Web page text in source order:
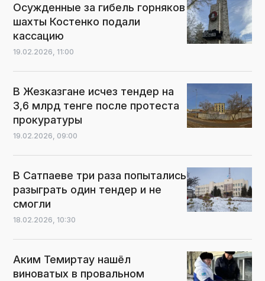
Осужденные за гибель горняков
шахты Костенко подали
кассацию
19.02.2026, 11:00
В Жезказгане исчез тендер на
3,6 млрд тенге после протеста
прокуратуры
19.02.2026, 09:00
В Сатпаеве три раза попытались
разыграть один тендер и не
смогли
18.02.2026, 10:30
Аким Темиртау нашёл
виноватых в провальном